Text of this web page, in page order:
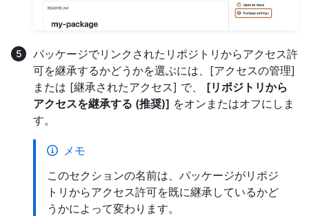
パッケージでリンクされたリポジトリからアクセス許
可を継承するかどうかを選ぶには、[アクセスの管理]
または [継承されたアクセス] で、 [リポジトリから
アクセスを継承する (推奨)] をオンまたはオフにしま
す。
メモ
このセクションの名前は、パッケージがリポジ
トリからアクセス許可を既に継承しているかど
うかによって変わります。